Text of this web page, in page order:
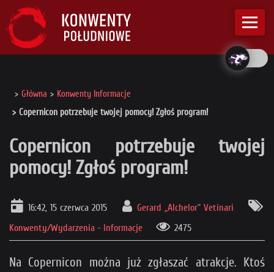
Główna
Konwenty Informacje
Copernicon potrzebuje twojej pomocy! Zgłoś program!
Copernicon potrzebuje twojej
pomocy! Zgłoś program!
16:42, 15 czerwca 2015
Gerard „Alchelor” Vetinari
Konwenty/Wydarzenia - Informacje
2475
Na Copernicon można już zgłaszać atrakcje. Ktoś